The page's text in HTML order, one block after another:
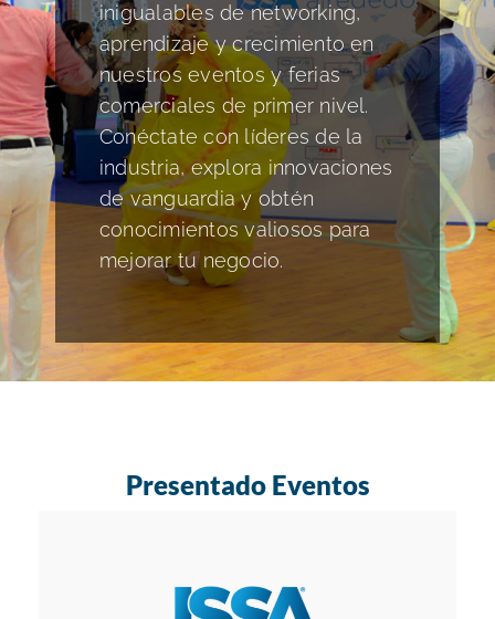
Estándares de Limpieza
Ferias y Eventos
Acerca
Idioma y Regiones
inigualables de networking,
aprendizaje y crecimiento en
nuestros eventos y ferias
comerciales de primer nivel.
Conéctate con líderes de la
industria, explora innovaciones
de vanguardia y obtén
conocimientos valiosos para
mejorar tu negocio.
Presentado Eventos